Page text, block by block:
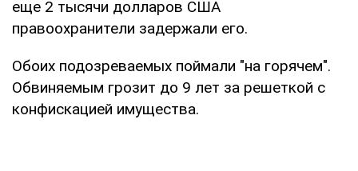
еще 2 тысячи долларов США
правоохранители задержали его.
Обоих подозреваемых поймали "на горячем".
Обвиняемым грозит до 9 лет за решеткой с
конфискацией имущества.